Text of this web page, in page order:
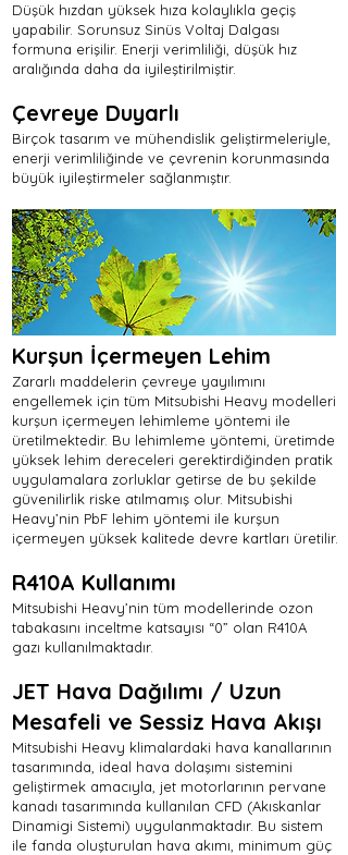
Düşük hızdan yüksek hıza kolaylıkla geçiş
yapabilir. Sorunsuz Sinüs Voltaj Dalgası
formuna erişilir. Enerji verimliliği, düşük hız
aralığında daha da iyileştirilmiştir.
Çevreye Duyarlı
Birçok tasarım ve mühendislik geliştirmeleriyle,
enerji verimliliğinde ve çevrenin korunmasında
büyük iyileştirmeler sağlanmıştır.
Kurşun İçermeyen Lehim
Zararlı maddelerin çevreye yayılımını
engellemek için tüm Mitsubishi Heavy modelleri
kurşun içermeyen lehimleme yöntemi ile
üretilmektedir. Bu lehimleme yöntemi, üretimde
yüksek lehim dereceleri gerektirdiğinden pratik
uygulamalara zorluklar getirse de bu şekilde
güvenilirlik riske atılmamış olur. Mitsubishi
Heavy’nin PbF lehim yöntemi ile kurşun
içermeyen yüksek kalitede devre kartları üretilir.
R410A Kullanımı
Mitsubishi Heavy’nin tüm modellerinde ozon
tabakasını inceltme katsayısı “0” olan R410A
gazı kullanılmaktadır.
JET Hava Dağılımı / Uzun
Mesafeli ve Sessiz Hava Akışı
Mitsubishi Heavy klimalardaki hava kanallarının
tasarımında, ideal hava dolaşımı sistemini
geliştirmek amacıyla, jet motorlarının pervane
kanadı tasarımında kullanılan CFD (Akıskanlar
Dinamigi Sistemi) uygulanmaktadır. Bu sistem
ile fanda oluşturulan hava akımı, minimum güç